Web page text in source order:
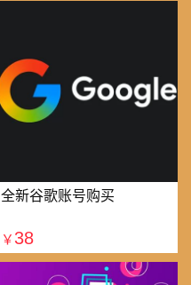
全新谷歌账号购买
￥ 38